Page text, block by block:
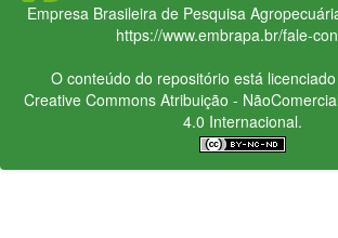
Empresa Brasileira de Pesquisa
https://www.embrapa.br/fale-
O conteúdo do repositório está
Creative CommonsAtribuição -
4.0 Internacional.